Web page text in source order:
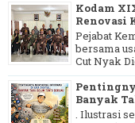
Kodam
Renovasi
Pejabat
bersama
Cut Nyak
Banyak
. Ilustrasi